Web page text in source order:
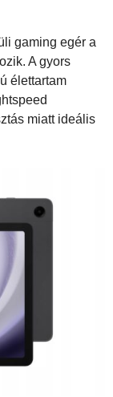
gaming egér a
A gyors
élettartam
miatt ideális